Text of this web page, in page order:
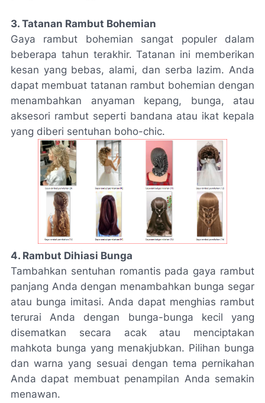
3. Tatanan Rambut Bohemian
Gaya rambut bohemian sangat populer dalam
beberapa tahun terakhir. Tatanan ini memberikan
kesan yang bebas, alami, dan serba lazim. Anda
dapat membuat tatanan rambut bohemian dengan
menambahkan anyaman kepang, bunga, atau
aksesori rambut seperti bandana atau ikat kepala
yang diberi sentuhan boho-chic.
4. Rambut Dihiasi Bunga
Tambahkan sentuhan romantis pada gaya rambut
panjang Anda dengan menambahkan bunga segar
atau bunga imitasi. Anda dapat menghias rambut
terurai Anda dengan bunga-bunga kecil yang
disematkan secara acak atau menciptakan
mahkota bunga yang menakjubkan. Pilihan bunga
dan warna yang sesuai dengan tema pernikahan
Anda dapat membuat penampilan Anda semakin
menawan.